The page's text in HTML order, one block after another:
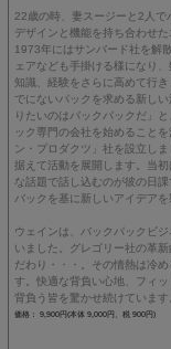
22歳の時、妻スージーと2人
デザインと機能を持ち合わせ
1973年にはサンバード社を解
ェアなども手掛ける様になり
知識、経験をさらに高めて行
でにないパックを求める新し
りたいのはバックパックだ」
ック専門の会社を始めること
ン・プロダクツ」社を設立し
据えて活動を展開します。当
な話題で話し込むのが彼の日
バックを基に新しいアイデア
ウェインは、バックパックビ
いました。グレゴリー社の革
だわり・・・。その情熱は冷
す。快適な背負い心地、フィ
背負う皆を驚かせ続けています
価格： 9,900円(本体 9,000円、税 900円)